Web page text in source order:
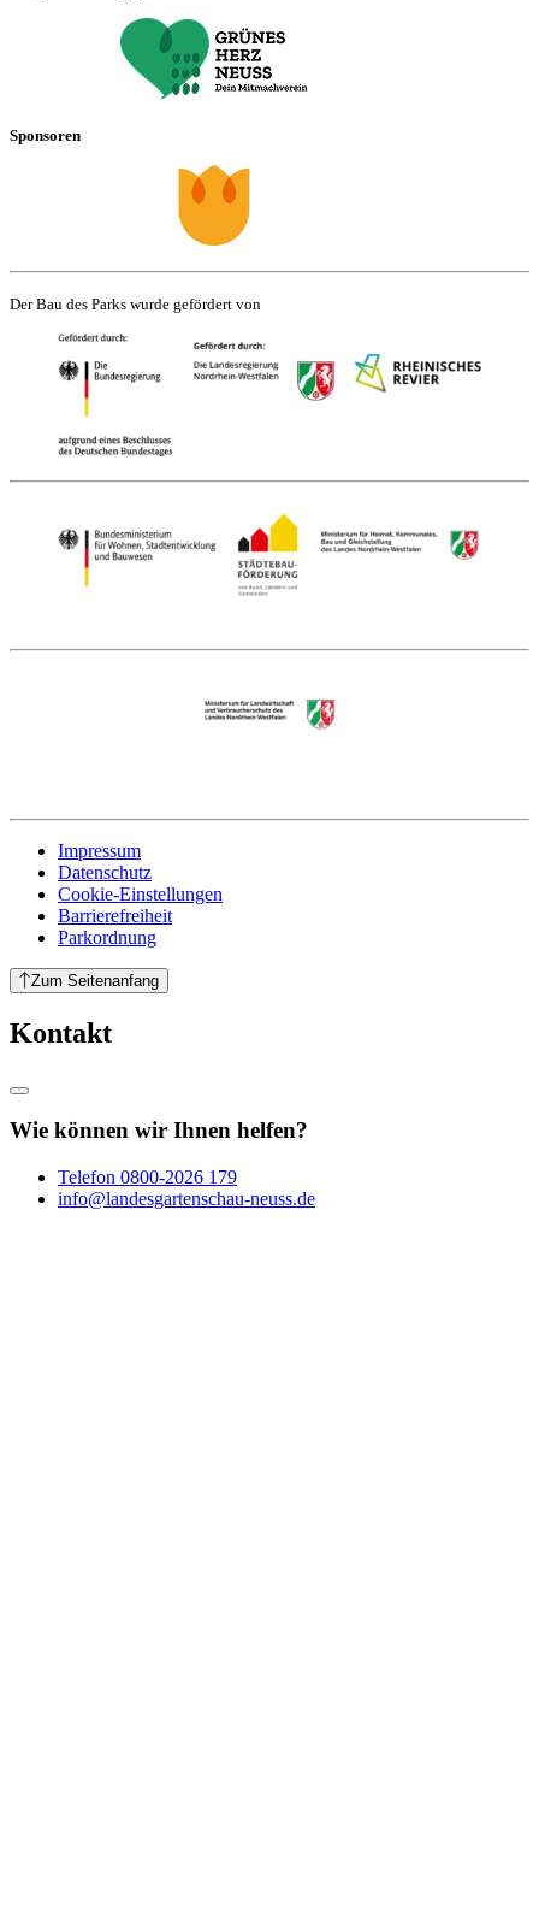
Sponsoren
Der Bau des Parks wurde gefördert von
Impressum
Datenschutz
Cookie-Einstellungen
Barrierefreiheit
Parkordnung
Zum Seitenanfang
Kontakt
Wie können wir Ihnen helfen?
Telefon 0800-2026 179
info@landesgartenschau-neuss.de